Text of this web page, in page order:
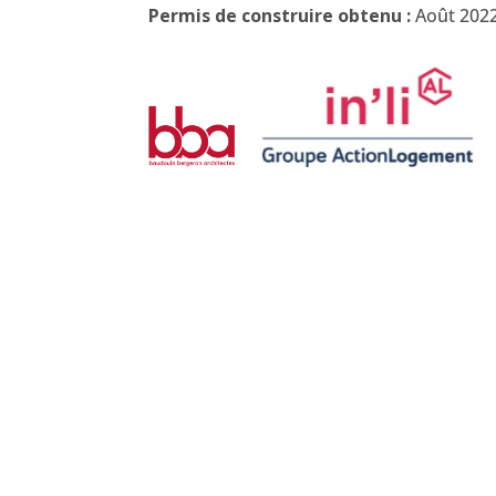
Permis de construire obtenu :Août